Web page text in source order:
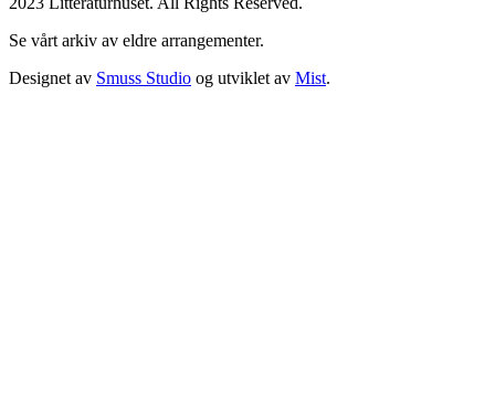
Se vårt arkiv av eldre arrangementer.
Designet av Smuss Studio og utviklet av Mist.